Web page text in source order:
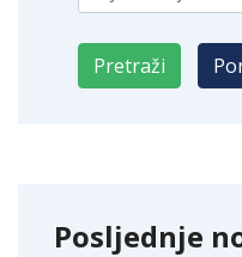
Posljednje